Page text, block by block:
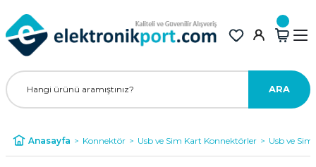
ARA
Anasayfa Konnektör Usb ve Sim Kart Konnektörler Usb ve